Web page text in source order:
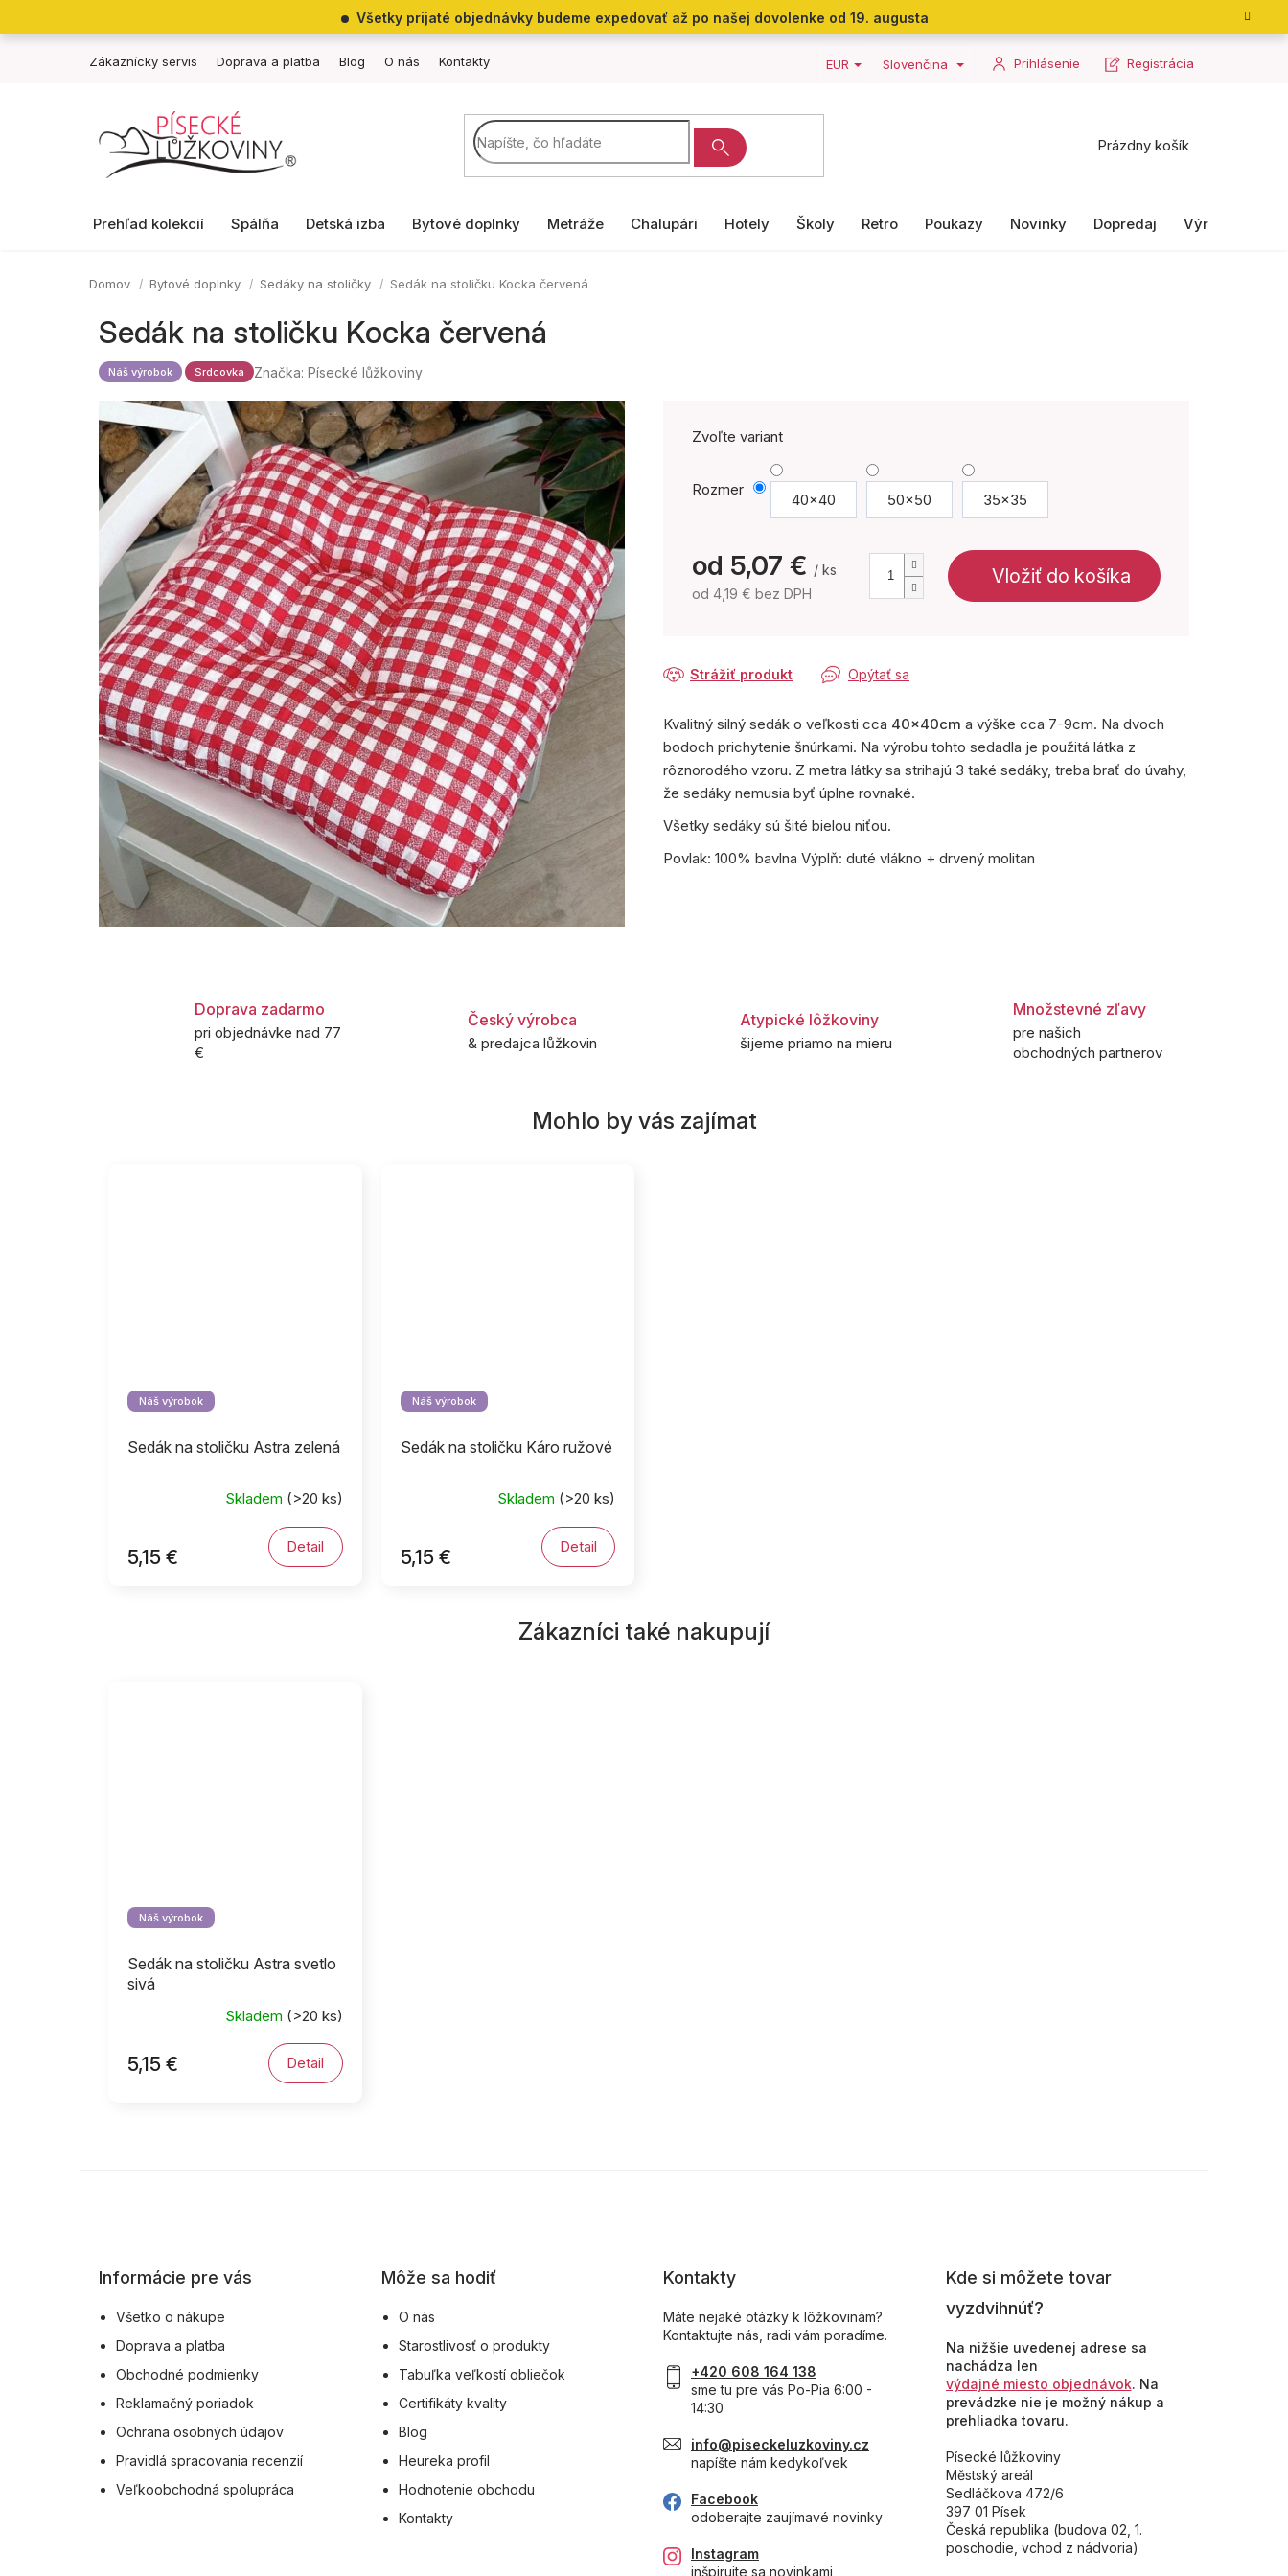
Všetky prijaté objednávky budeme expedovať až po našej dovolenke od 19. augusta
Zákaznícky servis Doprava a platba Blog O nás Kontakty EUR Slovenčina Prihlásenie Registrácia
Nákupný
Prázdny košík
Prehľad kolekcií Spálňa Detská izba Bytové doplnky Metráže Chalupári Hotely Školy Retro Poukazy Novinky Dopredaj Výrobky II.
Domov Bytové doplnky Sedáky na stoličky Sedák na stoličku Kocka červená
Sedák na stoličku Kocka červená
Náš výrobok Srdcovka Značka: Písecké lůžkoviny
Zvoľte variant
Rozmer
40x40 50x50 35x35
od 5,07 € / ks
od 4,19 € bez DPH
Vložiť do košíka
Opýtať sa
Strážiť produkt
Kvalitný silný sedák o veľkosti cca 40x40cm a výške cca 7-9cm. Na dvoch
bodoch prichytenie šnúrkami. Na výrobu tohto sedadla je použitá látka z
rôznorodého vzoru. Z metra látky sa strihajú 3 také sedáky, treba brať do úvahy,
že sedáky nemusia byť úplne rovnaké.
Všetky sedáky sú šité bielou niťou.
Povlak: 100% bavlna Výplň: duté vlákno + drvený molitan
Doprava zadarmo
pri objednávke nad 77
€
Český výrobca
& predajca lůžkovin
Atypické lôžkoviny
šijeme priamo na mieru
Množstevné zľavy
pre našich
obchodných partnerov
Náš výrobok
Sedák na stoličku Astra zelená
Skladem (>20 ks)
5,15 € Detail
Náš výrobok
Sedák na stoličku Káro ružové
Skladem (>20 ks)
5,15 € Detail
Zákazníci také nakupují
Náš výrobok
Sedák na stoličku Astra svetlo
sivá
Skladem (>20 ks)
5,15 € Detail
Informácie pre vás
Všetko o nákupe
Doprava a platba
Obchodné podmienky
Reklamačný poriadok
Ochrana osobných údajov
Pravidlá spracovania recenzií
Veľkoobchodná spolupráca
Môže sa hodiť
O nás
Starostlivosť o produkty
Tabuľka veľkostí obliečok
Certifikáty kvality
Blog
Heureka profil
Hodnotenie obchodu
Kontakty
Kontakty
Máte nejaké otázky k lôžkovinám?
Kontaktujte nás, radi vám poradíme.
+420 608 164 138
sme tu pre vás Po-Pia 6:00 -
14:30
info@piseckeluzkoviny.cz
napíšte nám kedykoľvek
Facebook
odoberajte zaujímavé novinky
Instagram
inšpirujte sa novinkami
Kde si môžete tovar
vyzdvihnúť?
Na nižšie uvedenej adrese sa
nachádza len
výdajné miesto objednávok. Na
prevádzke nie je možný nákup a
prehliadka tovaru.
Písecké lůžkoviny
Městský areál
Sedláčkova 472/6
397 01 Písek
Česká republika (budova 02, 1.
poschodie, vchod z nádvoria)